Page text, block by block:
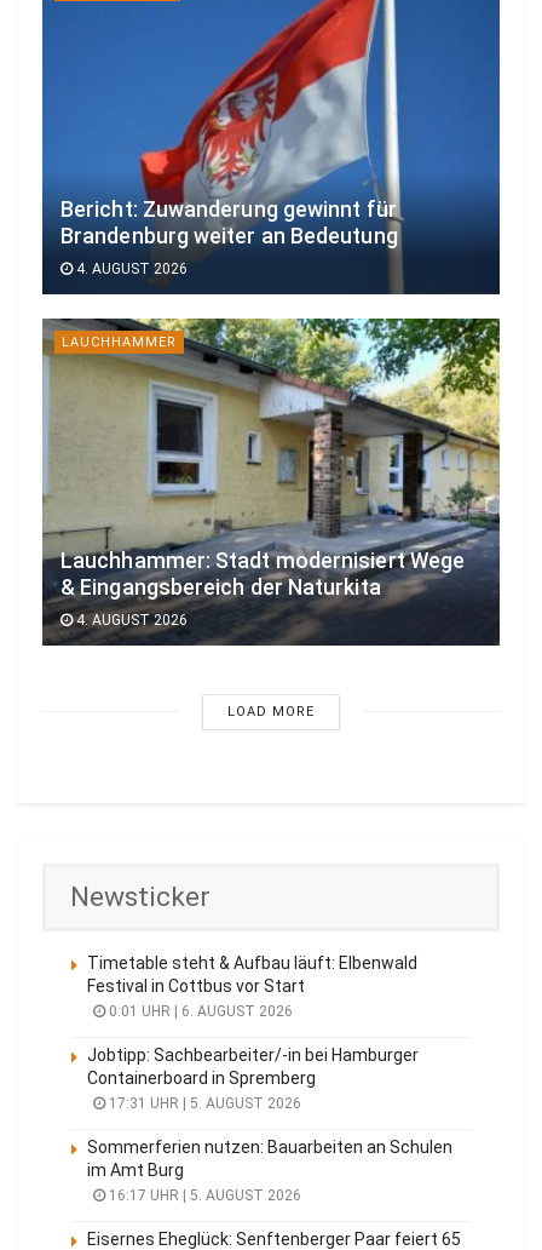
Bericht: Zuwanderung gewinnt für
Brandenburg weiter an Bedeutung
4. AUGUST 2026
LAUCHHAMMER
Lauchhammer: Stadt modernisiert Wege
& Eingangsbereich der Naturkita
4. AUGUST 2026
LOAD MORE
Newsticker
Timetable steht & Aufbau läuft: Elbenwald
Festival in Cottbus vor Start
0:01 UHR | 6. AUGUST 2026
Jobtipp: Sachbearbeiter/-in bei Hamburger
Containerboard in Spremberg
17:31 UHR | 5. AUGUST 2026
Sommerferien nutzen: Bauarbeiten an Schulen
im Amt Burg
16:17 UHR | 5. AUGUST 2026
Eisernes Eheglück: Senftenberger Paar feiert 65